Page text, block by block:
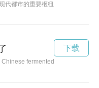
代都市的重要枢纽之一，承载着
fermented food that is
下载